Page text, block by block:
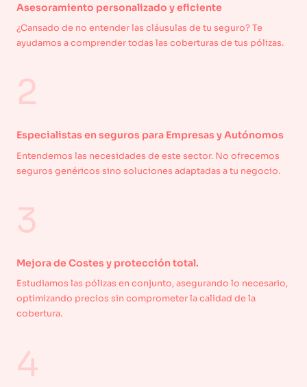
Asesoramiento personalizado y eficiente
¿Cansado de no entender las cláusulas de tu seguro? Te
ayudamos a comprender todas las coberturas de tus pólizas.
2
Especialistas en seguros para Empresas y Autónomos
Entendemos las necesidades de este sector. No ofrecemos
seguros genéricos sino soluciones adaptadas a tu negocio.
3
Mejora de Costes y protección total.
Estudiamos las pólizas en conjunto, asegurando lo necesario,
optimizando precios sin comprometer la calidad de la
cobertura.
4